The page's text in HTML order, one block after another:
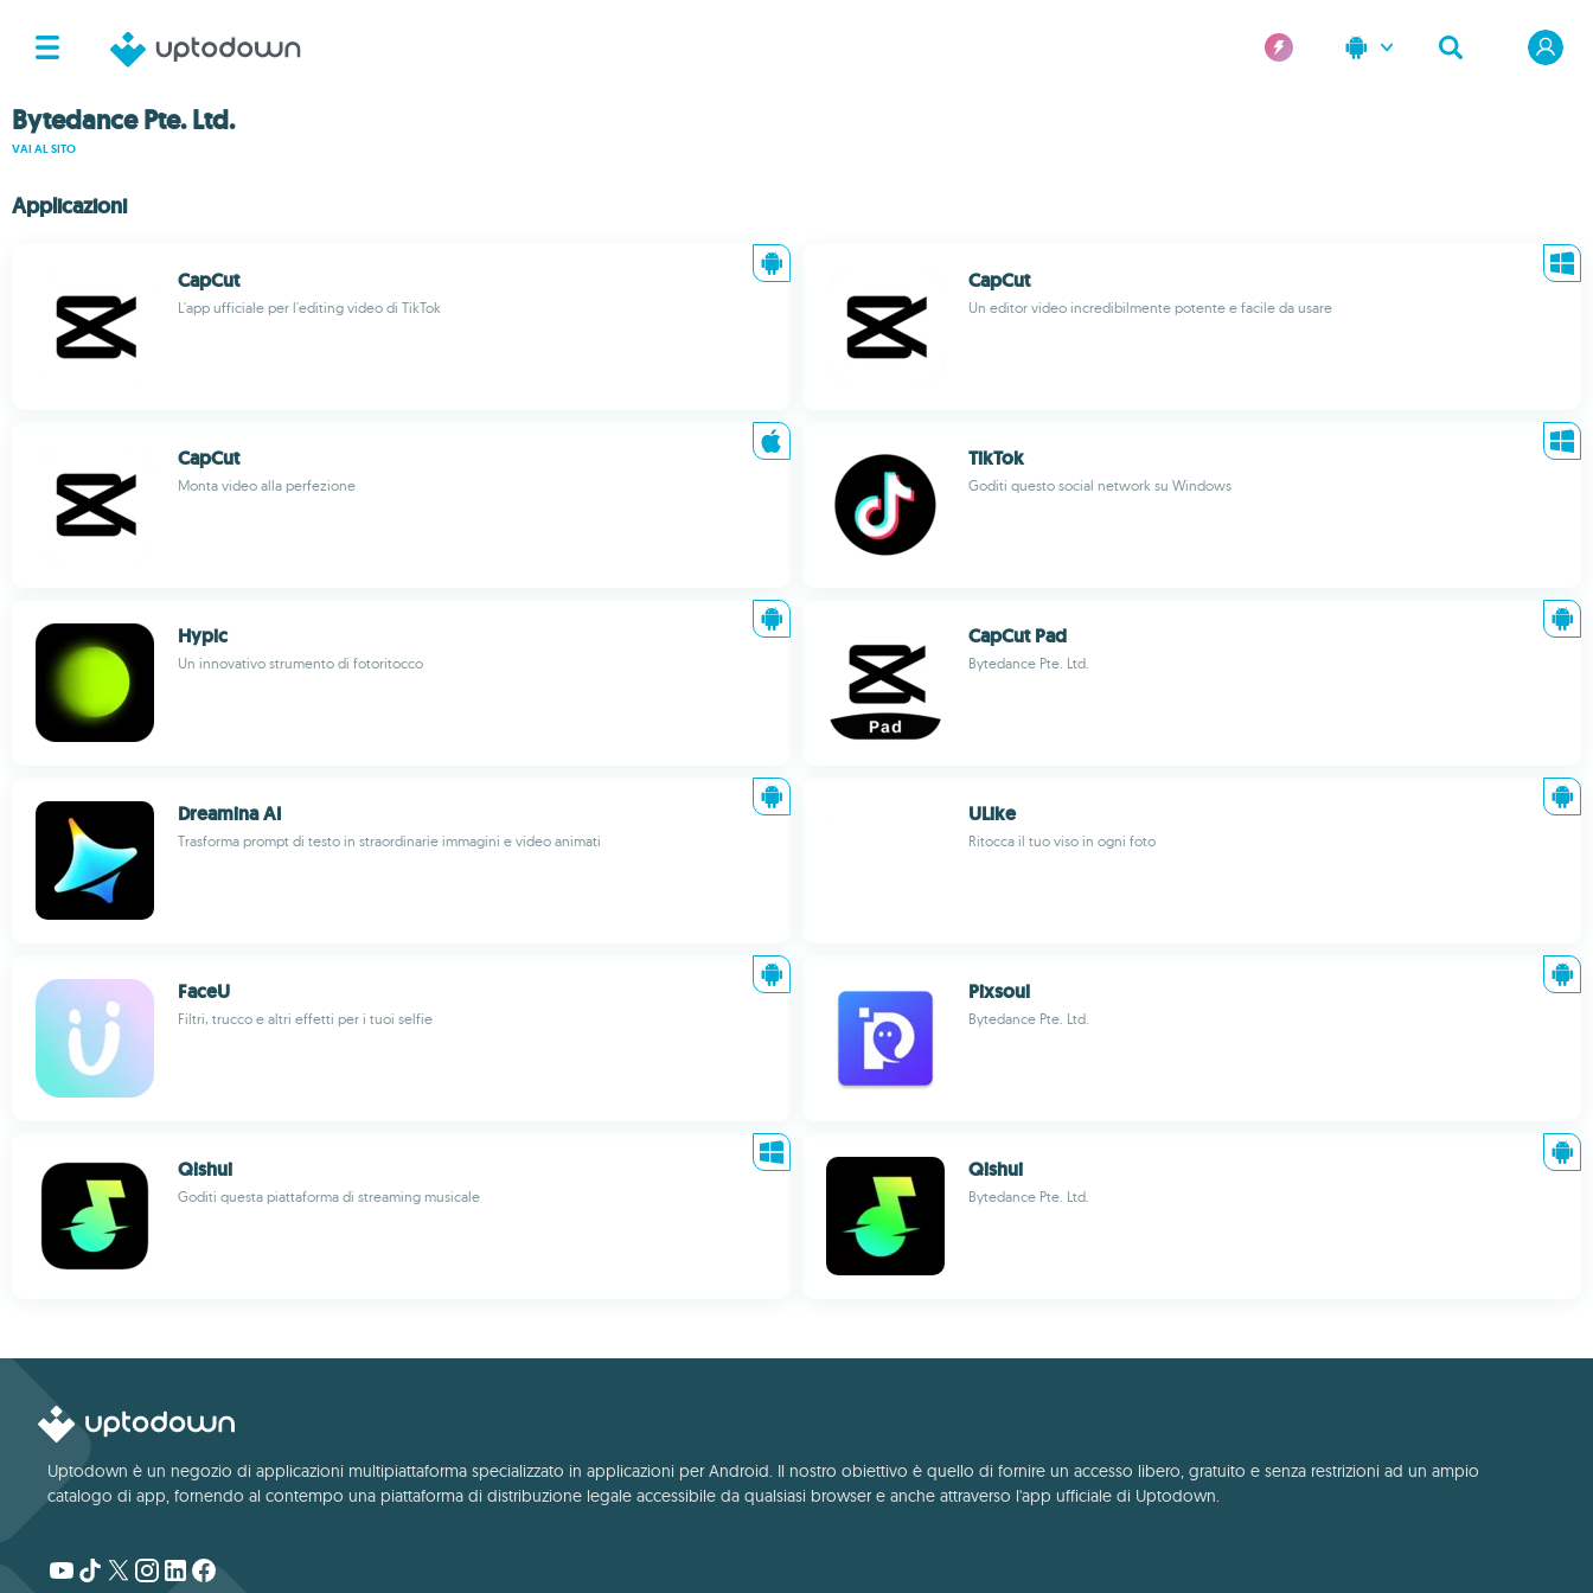
Bytedance Pte. Ltd.
VAI AL SITO
Applicazioni
CapCut
L'app ufficiale per l'editing video di TikTok
CapCut
Un editor video incredibilmente potente e facile da usare
CapCut
Monta video alla perfezione
TikTok
Goditi questo social network su Windows
Hypic
Un innovativo strumento di fotoritocco
CapCut Pad
Bytedance Pte. Ltd.
Dreamina AI
Trasforma prompt di testo in straordinarie immagini e video animati
ULike
Ritocca il tuo viso in ogni foto
FaceU
Filtri, trucco e altri effetti per i tuoi selfie
Pixsoul
Bytedance Pte. Ltd.
Qishui
Goditi questa piattaforma di streaming musicale
Qishui
Bytedance Pte. Ltd.
Uptodown è un negozio di applicazioni multipiattaforma specializzato in applicazioni per Android. Il nostro obiettivo è quello di fornire un accesso libero, gratuito e senza restrizioni ad un ampio
catalogo di app, fornendo al contempo una piattaforma di distribuzione legale accessibile da qualsiasi browser e anche attraverso l'app ufficiale di Uptodown.